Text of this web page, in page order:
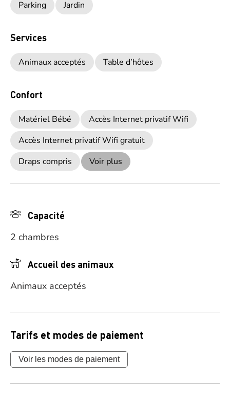
Parking Jardin
Services
Animaux acceptés Table d’hôtes
Confort
Matériel Bébé
Accès Internet privatif Wifi
Accès Internet privatif Wifi gratuit
Draps compris
Voir plus
Capacité
2 chambres
Accueil des animaux
Animaux acceptés
Tarifs et modes de paiement
Voir les modes de paiement